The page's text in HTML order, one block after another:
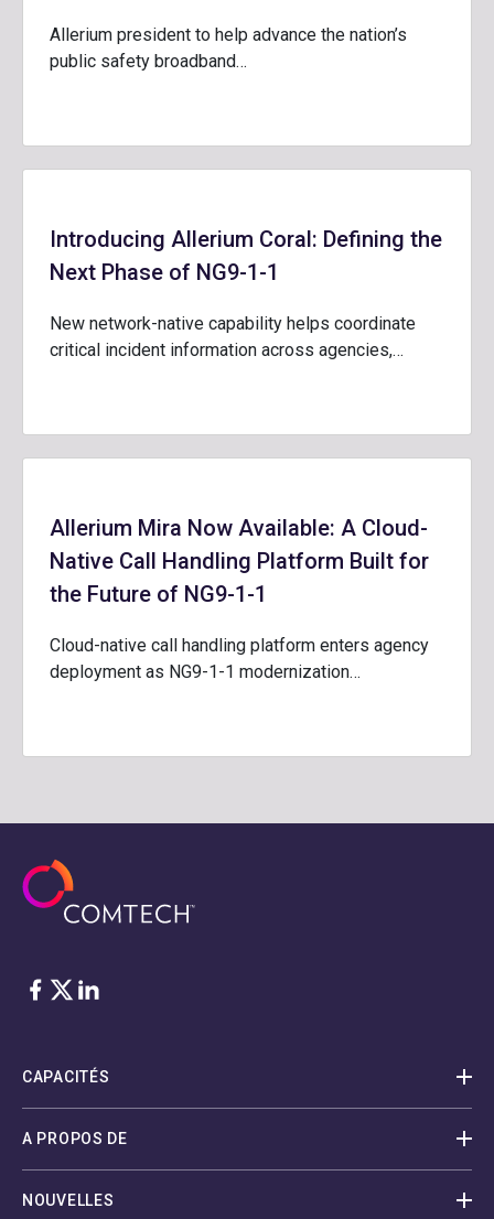
Allerium president to help advance the nation’s
public safety broadband…
Introducing Allerium Coral: Defining the
Next Phase of NG9-1-1
New network-native capability helps coordinate
critical incident information across agencies,…
Allerium Mira Now Available: A Cloud-
Native Call Handling Platform Built for
the Future of NG9-1-1
Cloud-native call handling platform enters agency
deployment as NG9-1-1 modernization…
Facebook
Twitter
LinkedIn
CAPACITÉS
A PROPOS DE
NOUVELLES